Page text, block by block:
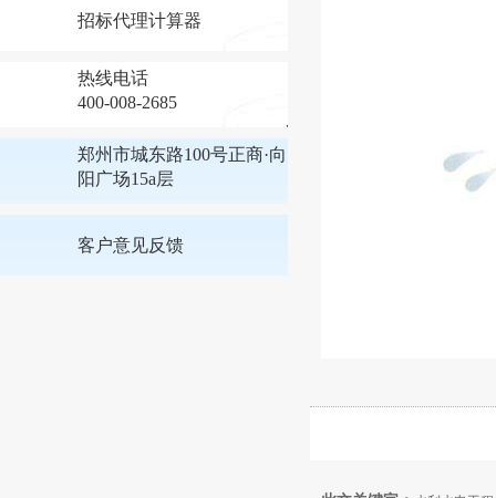
招标代理计算器
热线电话
400-008-2685
郑州市城东路100号正商·向
阳广场15a层
客户意见反馈